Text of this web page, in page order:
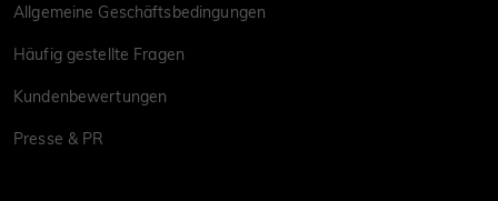
Allgemeine Geschäftsbedingungen
Häufig gestellte Fragen
Kundenbewertungen
Presse & PR